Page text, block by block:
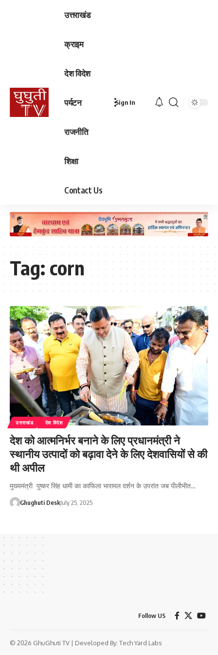
उत्तराखंड
क्राइम
देश विदेश
पर्यटन
राजनीति
शिक्षा
Contact Us
Sign In
Tag:corn
उत्तराखंड देश विदेश
देश को आत्मनिर्भर बनाने के लिए प्रधानमंत्री ने
स्थानीय उत्पादों को बढ़ावा देने के लिए देशवासियों से की
थी अपील
मुख्यमंत्री पुष्कर सिंह धामी का काफिला भारामल दर्शन के उपरांत जब पीलीभीत…
Ghughuti DeskJuly 25, 2025
Follow US
© 2026 GhuGhuti TV | Developed By: Tech Yard Labs